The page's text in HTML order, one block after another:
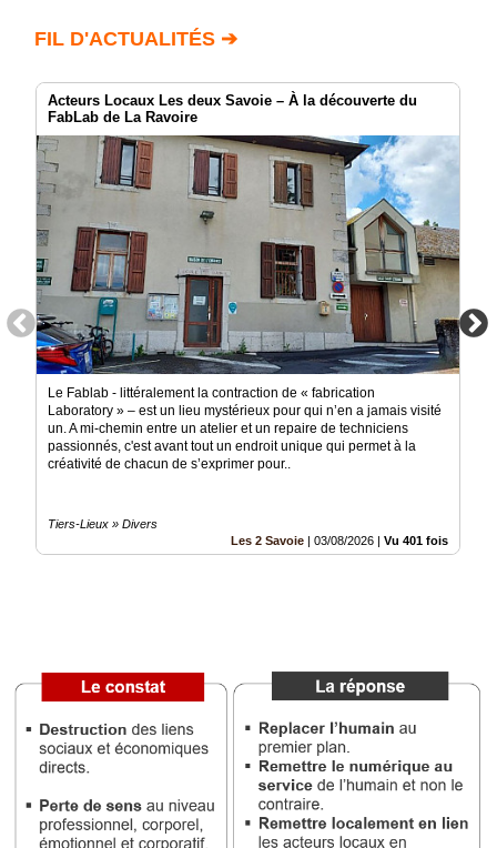
Gazette
Vidéos
Médias
Blogs
Prémium
Inscription
annuaire
éditeur
FIL D'ACTUALITÉS ➔
Acteurs Locaux Les deux Savoie – À la découverte du
FabLab de La Ravoire
Le Fablab - littéralement la contraction de « fabrication
Laboratory » – est un lieu mystérieux pour qui n’en a jamais visité
un. A mi-chemin entre un atelier et un repaire de techniciens
passionnés, c'est avant tout un endroit unique qui permet à la
créativité de chacun de s’exprimer pour..
Tiers-Lieux » Divers
Les 2 Savoie
03/08/2026 Vu 401 fois